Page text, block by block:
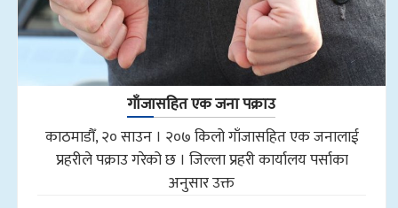
गाँजासहित एक जना पक्राउ
काठमाडौँ, २० साउन । २०७ किलो गाँजासहित एक जनालाई
प्रहरीले पक्राउ गरेको छ । जिल्ला प्रहरी कार्यालय पर्साका
अनुसार उक्त